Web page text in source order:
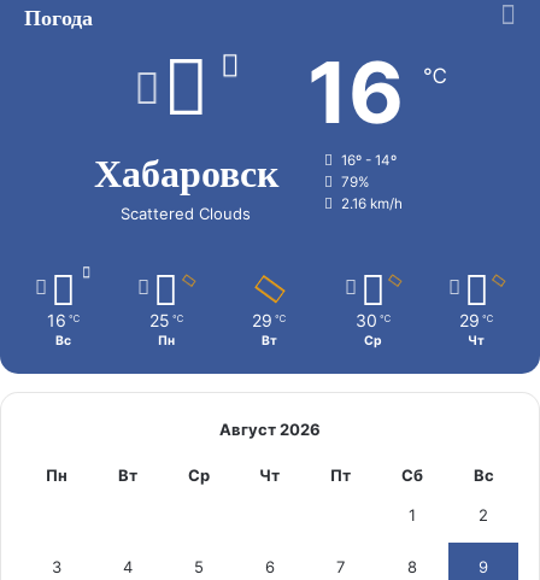
Погода
Хабаровск
Scattered Clouds
16 ℃
16º - 14º
79%
2.16 km/h
16 ℃
Вс
25 ℃
Пн
29 ℃
Вт
30 ℃
Ср
29 ℃
Чт
Август 2026
Пн Вт Ср Чт Пт Сб Вс
1 2
3 4 5 6 7 8 9